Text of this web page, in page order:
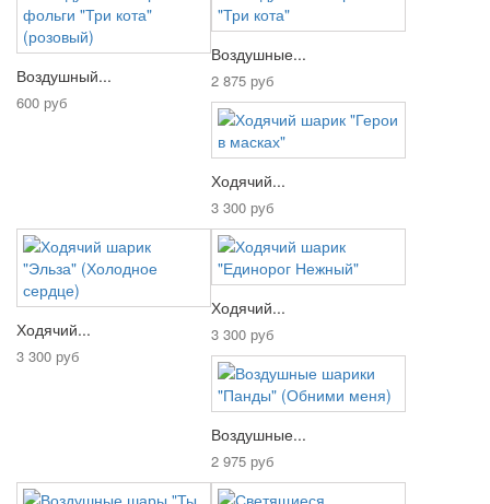
Воздушный...
600 руб
Воздушные...
2 875 руб
Ходячий...
3 300 руб
Ходячий...
3 300 руб
Ходячий...
3 300 руб
Воздушные...
2 975 руб